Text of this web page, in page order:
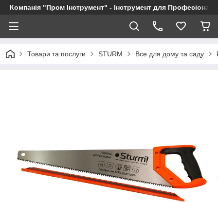
Компанія "Пром Інструмент" - Інструмент для
Товари та послуги STURM Все для дому та саду